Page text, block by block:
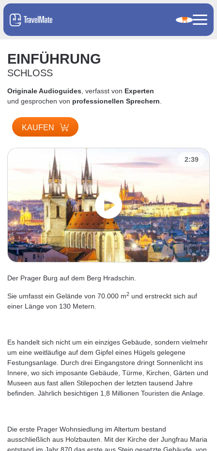
EINFÜHRUNG
SCHLOSS
Originale Audioguides , verfasst von Experten
und gesprochen von professionellen Sprechern
KAUFEN
2:39
Der Prager Burg auf dem Berg Hradschin.
Sie umfasst ein Gelände von 70.000 m2 und erstreckt sich auf
einer Länge von 130 Metern.
Es handelt sich nicht um ein einziges Gebäude, sondern vielmehr
um eine weitläufige auf dem Gipfel eines Hügels gelegene
Festungsanlage. Durch drei Eingangstore dringt Sonnenlicht ins
Innere, wo sich imposante Gebäude, Türme, Kirchen, Gärten und
Museen aus fast allen Stilepochen der letzten tausend Jahre
befinden. Jährlich besichtigen 1,8 Millionen Touristen die Anlage.
Die erste Prager Wohnsiedlung im Altertum bestand
ausschließlich aus Holzbauten. Mit der Kirche der Jungfrau Maria